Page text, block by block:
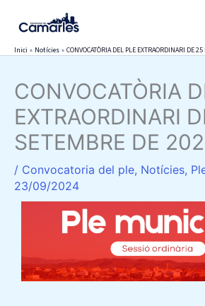
contingut
Inici Notícies CONVOCATÒRIA DEL PLE EXTRAORDINARI DE
CONVOCATÒRIA
EXTRAORDINARI
SETEMBRE DE
/ Convocatoria del ple, Notícies,
23/09/2024